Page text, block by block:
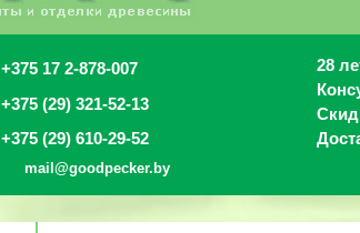
+375 17 2-878-007
+375 (29) 321-52-13
+375 (29) 610-29-52
mail@goodpecker.by
28